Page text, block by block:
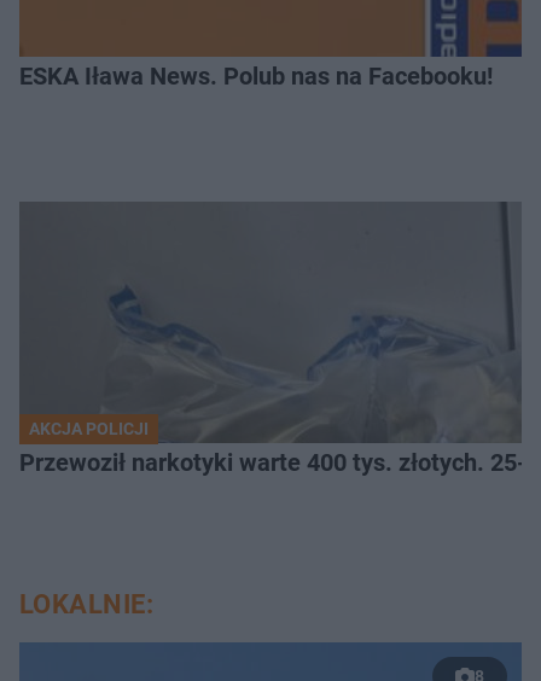
ESKA Iława News. Polub nas na Facebooku!
AKCJA POLICJI
Przewoził narkotyki warte 400 tys. złotych.
LOKALNIE:
8